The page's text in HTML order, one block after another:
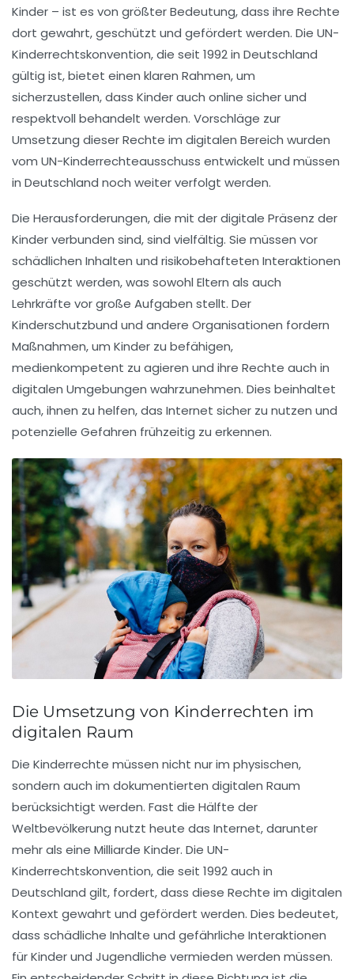
Kinder – ist es von größter Bedeutung, dass ihre Rechte
dort gewahrt, geschützt und gefördert werden. Die UN-
Kinderrechtskonvention, die seit 1992 in Deutschland
gültig ist, bietet einen klaren Rahmen, um
sicherzustellen, dass Kinder auch online sicher und
respektvoll behandelt werden. Vorschläge zur
Umsetzung dieser Rechte im digitalen Bereich wurden
vom UN-Kinderrechteausschuss entwickelt und müssen
in Deutschland noch weiter verfolgt werden.
Die Herausforderungen, die mit derdigitale Präsenz der
Kinder verbunden sind, sind vielfältig. Sie müssen vor
schädlichen Inhalten und risikobehafteten Interaktionen
geschützt werden, was sowohl Eltern als auch
Lehrkräfte vor große Aufgaben stellt. Der
Kinderschutzbund und andere Organisationen fordern
Maßnahmen, um Kinder zu befähigen,
medienkompetent zu agieren und ihre Rechte auch in
digitalen Umgebungen wahrzunehmen. Dies beinhaltet
auch, ihnen zu helfen, das Internet sicher zu nutzen und
potenzielle Gefahren frühzeitig zu erkennen.
Die Umsetzung von Kinderrechten im
digitalen Raum
Die Kinderrechte müssen nicht nur im physischen,
sondern auch im dokumentierten digitalen Raum
berücksichtigt werden. Fast die Hälfte der
Weltbevölkerung nutzt heute das Internet, darunter
mehr als eine Milliarde Kinder. Die UN-
Kinderrechtskonvention, die seit 1992 auch in
Deutschland gilt, fordert, dass diese Rechte im digitalen
Kontext gewahrt und gefördert werden. Dies bedeutet,
dass schädliche Inhalte und gefährliche Interaktionen
für Kinder und Jugendliche vermieden werden müssen.